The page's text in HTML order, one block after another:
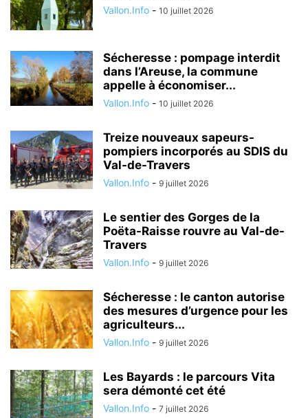
Vallon.Info - 10 juillet 2026
Sécheresse : pompage interdit
dans l’Areuse, la commune
appelle à économiser...
Vallon.Info - 10 juillet 2026
Treize nouveaux sapeurs-
pompiers incorporés au SDIS du
Val-de-Travers
Vallon.Info - 9 juillet 2026
Le sentier des Gorges de la
Poëta-Raisse rouvre au Val-de-
Travers
Vallon.Info - 9 juillet 2026
Sécheresse : le canton autorise
des mesures d’urgence pour les
agriculteurs...
Vallon.Info - 9 juillet 2026
Les Bayards : le parcours Vita
sera démonté cet été
Vallon.Info - 7 juillet 2026